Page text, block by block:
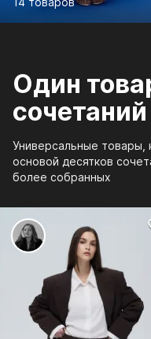
Один
сочетаний
Универсальные товары,
основой десятков
более собранных